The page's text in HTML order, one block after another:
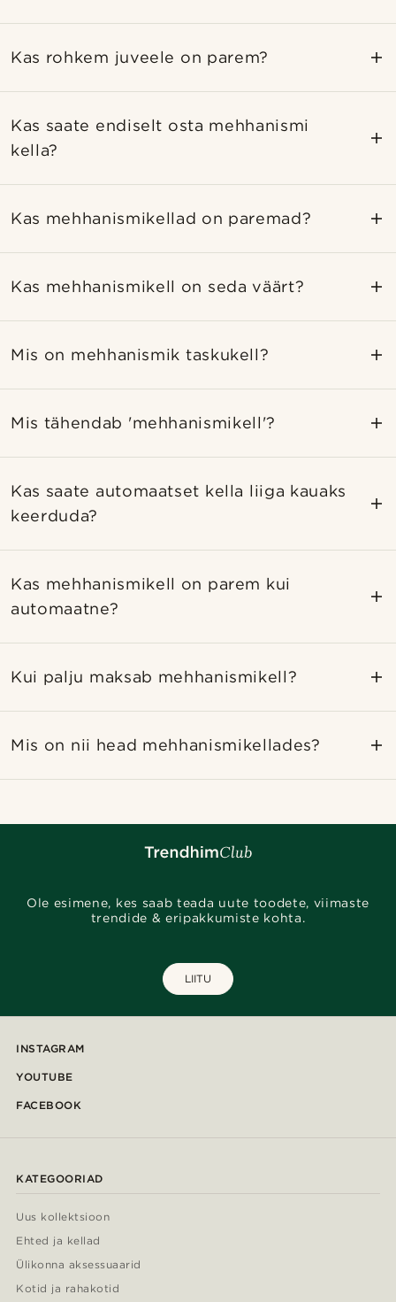
Kas rohkem juveele on parem?
Kas saate endiselt osta mehhanismi
kella?
Kas mehhanismikellad on paremad?
Kas mehhanismikell on seda väärt?
Mis on mehhanismik taskukell?
Mis tähendab 'mehhanismikell'?
Kas saate automaatset kella liiga kauaks
keerduda?
Kas mehhanismikell on parem kui
automaatne?
Kui palju maksab mehhanismikell?
Mis on nii head mehhanismikellades?
Ole esimene, kes saab teada uute toodete, viimaste
trendide & eripakkumiste kohta.
LIITU
INSTAGRAM
YOUTUBE
FACEBOOK
KATEGOORIAD
Uus kollektsioon
Ehted ja kellad
Ülikonna aksessuaarid
Kotid ja rahakotid